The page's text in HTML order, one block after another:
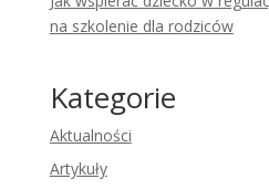
na szkolenie dla rodziców
Kategorie
Aktualności
Artykuły